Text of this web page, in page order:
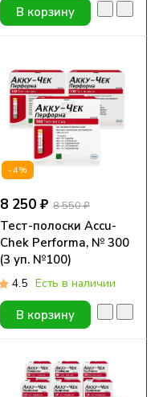
В корзину
-4%
8 250 ₽ 8 550 ₽
Тест-полоски Accu-
Chek Performa, № 300
(3 уп. №100)
4.5 Есть в наличии
В корзину